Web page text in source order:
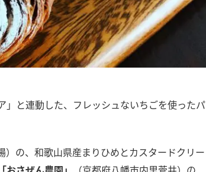
」と連動した、フレッシュないちごを使ったパ
）の、和歌山県産まりひめとカスタードクリー